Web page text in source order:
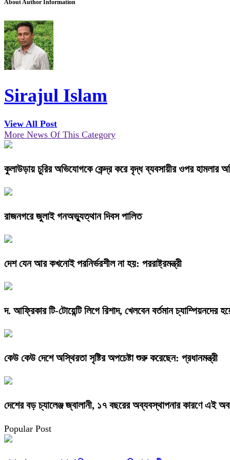
About Author Information
Sirajul Islam
View All Post
More News Of This Category
কুলাউড়ায় চুরির অভিযোগকে কেন্দ্র করে বৃদ্ধ ব্যবসায়ীর ওপর হামলার
রাজনগরে জুলাই গনঅভ্যুত্থান দিবস পালিত
দেশ যেন আর কখনোই পরনির্ভরশীল না হয়: পররাষ্ট্রমন্ত্রী
দ. আফ্রিকার টি-টোয়েন্টি লিগে রিশাদ, খেলবেন বর্তমান চ্যাম্পিয়নদের
কেউ কেউ দেশে অস্থিরতা সৃষ্টির অপচেষ্টা শুরু করেছেন: প্রধানমন্ত্রী
দেশের বড় চ্যালেঞ্জ জ্বালানী, ১৭ বছরের অব্যবস্থাপনার কারণে এই
Popular Post